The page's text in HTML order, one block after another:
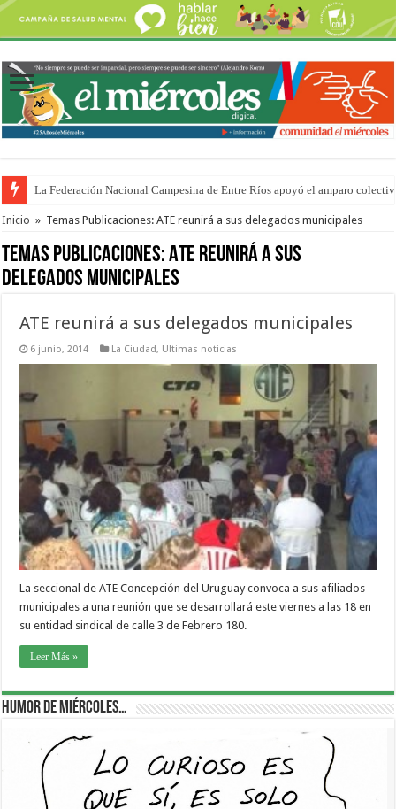
La Federación Nacional Campesina de Entre Ríos apoyó el amparo
Inicio » Temas Publicaciones: ATE reunirá a sus delegados municipales
Temas Publicaciones:ATE reunirá a sus
delegados municipales
ATE reunirá a sus delegados municipales
6 junio, 2014 La Ciudad, Ultimas noticias
La seccional de ATE Concepción del Uruguay convoca a sus afiliados
municipales a una reunión que se desarrollará este viernes a las 18 en
su entidad sindical de calle 3 de Febrero 180.
Leer Más »
Humor de Miércoles…